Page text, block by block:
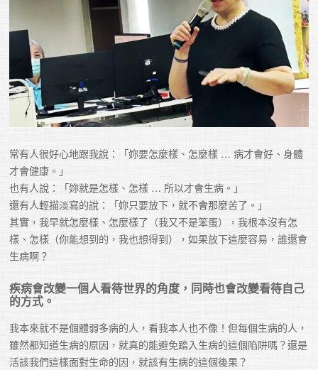
常有人很好心地跟我說：「妳要怎麼樣、怎麼樣 … 病才會好、身體
才會健康。」
也有人說：「妳就是怎樣、怎樣 … 所以才會生病。」
還有人輕描淡寫的說：「妳只要放下，就不會那麼苦了。」
其實，我早就怎麼樣、怎麼樣了（我又不是笨蛋），我根本沒有怎
樣、怎樣（你能想到的，我也想得到），如果放下這麼容易，誰還會
生病啊？
疾病會改變一個人看待世界的角度，同時也會改變看待自己
的方式。
我本來就不是個體弱多病的人，看我本人也不像！但每個生病的人，
雖然都知道生病的原因，就真的能避免踏入生病的這個陷阱嗎？還是
活該我們這樣面對生命的因，就該有生病的這個後果？